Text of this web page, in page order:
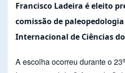
Francisco Ladeira é eleito
comissão de
Internacional de Ciências do
A escolha ocorreu durante o